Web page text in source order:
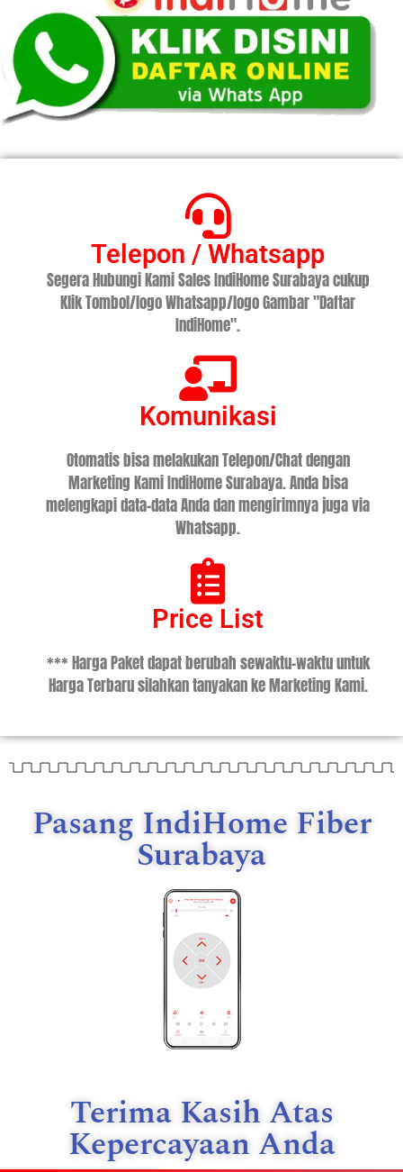
Telepon / Whatsapp
Segera Hubungi Kami Sales IndiHome Surabaya cukup
Klik Tombol/logo Whatsapp/logo Gambar "Daftar
IndiHome".
Komunikasi
Otomatis bisa melakukan Telepon/Chat dengan
Marketing Kami IndiHome Surabaya. Anda bisa
melengkapi data-data Anda dan mengirimnya juga via
Whatsapp.
Price List
*** Harga Paket dapat berubah sewaktu-waktu untuk
Harga Terbaru silahkan tanyakan ke Marketing Kami.
Pasang IndiHome Fiber
Surabaya
Terima Kasih Atas
Kepercayaan Anda